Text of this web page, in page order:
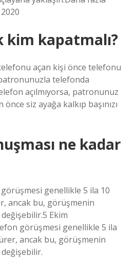
kim kapatmalı?
açan kişi önce telefonu
telefonda
açılmıyorsa, patronunuz
siz ayağa kalkıp başınızı
ne kadar
genellikle 5 ila 10
ancak bu, görüşmenin
Ekim
görüşmesi genellikle 5 ila
ancak bu, görüşmenin
değişebilir.